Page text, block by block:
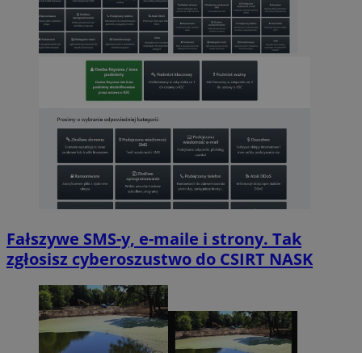
Fałszywe SMS-y, e-maile i strony. Tak
zgłosisz cyberoszustwo do CSIRT NASK